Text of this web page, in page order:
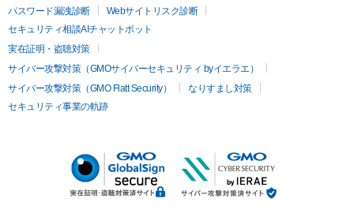
パスワード漏洩診断
Webサイトリスク診断
セキュリティ相談AIチャットボット
実在証明・盗聴対策
サイバー攻撃対策（GMOサイバーセキュリティ byイエラエ）
サイバー攻撃対策（GMO Flatt Security）
なりすまし対策
セキュリティ事業の軌跡